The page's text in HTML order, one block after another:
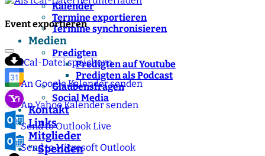
Kalender
Termine exportieren
Termine synchronisieren
Medien
Predigten
Predigten auf Youtube
Predigten als Podcast
Glaubensfragen
Social Media
Kontakt
Links
Mitglieder
">Spenden
Event exportieren
iCal-Datei speichern
An Google Kalender senden
An Yahoo Kalender senden
Send to Outlook Live
Send to Microsoft Outlook